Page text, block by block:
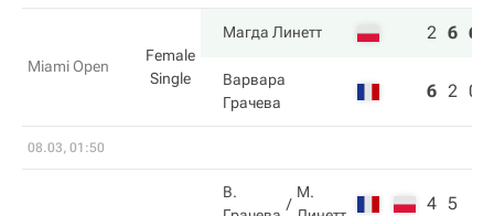
Miami Open
Female
Single
Магда Линетт 2 6 6
Варвара
Грачева
6 2 0
08.03, 01:50
В.
М.
4 5